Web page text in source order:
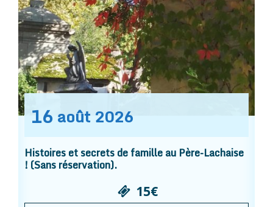
16 août 2026
Histoires et secrets de famille au Père-Lachaise
! (Sans réservation).
15€